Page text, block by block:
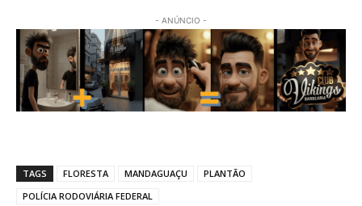
- ANÚNCIO -
TAGS FLORESTA MANDAGUAÇU
PLANTÃO
POLÍCIA RODOVIÁRIA FEDERAL